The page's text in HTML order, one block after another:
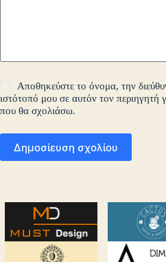
Αποθηκεύστε το όνομα, την
ιστότοπό μου σε αυτόν τον περιηγητή
που θα σχολιάσω.
Δημοσίευση σχολίου